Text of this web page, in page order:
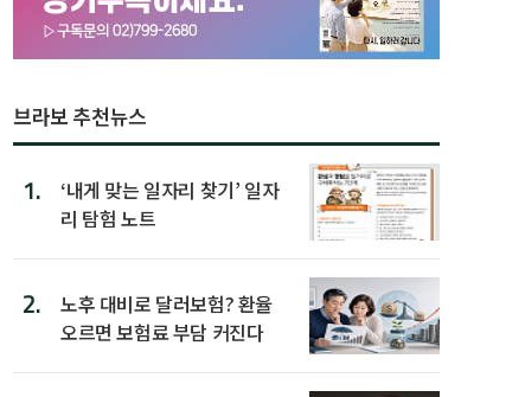
브라보 추천뉴스
1.
‘내게 맞는 일자리 찾기’ 일자
리 탐험 노트
2.
노후 대비로 달러보험? 환율
오르면 보험료 부담 커진다